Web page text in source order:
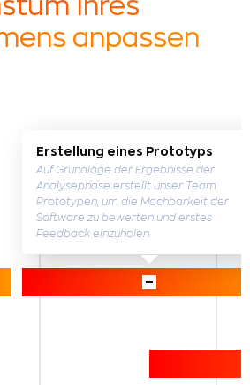
Ihres
anpassen
Erstellung eines Prototyps
Auf Grundlage der Ergebnisse der
Analysephase erstellt unser Team
Prototypen, um die Machbarkeit der
Software zu bewerten und erstes
Feedback einzuholen.